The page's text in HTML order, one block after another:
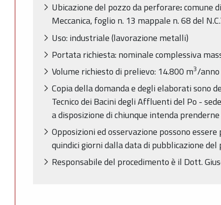
Ubicazione del pozzo da perforare:comune
Meccanica, foglio n. 13 mappale n. 68 del
Uso: industriale (lavorazione metalli)
Portata richiesta: nominale complessiva
Volume richiesto di prelievo: 14.800 m3/anno
Copia della domanda e degli elaborati sono
Tecnico dei Bacini degli Affluenti del Po -
a disposizione di chiunque intenda
Opposizioni ed osservazione possono
quindici giorni dalla data di pubblicazione del
Responsabile del procedimento è il Dott.